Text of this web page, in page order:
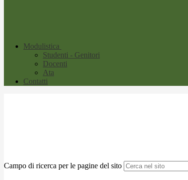
Modulistica
Studenti - Genitori
Docenti
Ata
Contatti
Campo di ricerca per le pagine del sito